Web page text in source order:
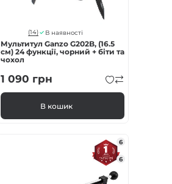
(14) В наявності
Мультитул Ganzo G202B, (16.5
см) 24 функції, чорний + біти та
чохол
1 090 грн
В кошик
6
6